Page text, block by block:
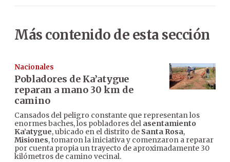
Más contenido de esta sección
Nacionales
Pobladores de Ka’atygue
reparan a mano 30 km de
camino
Cansados del peligro constante que representan los
enormes baches, los pobladores del asentamiento
Ka’atygue, ubicado en el distrito de Santa Rosa,
Misiones, tomaron la iniciativa y comenzaron a reparar
por cuenta propia un trayecto de aproximadamente 30
kilómetros de camino vecinal.